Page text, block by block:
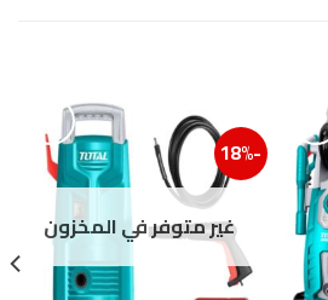
إضافة إلى قائمة الرغبات
-18%
غير متوفر في المخزون